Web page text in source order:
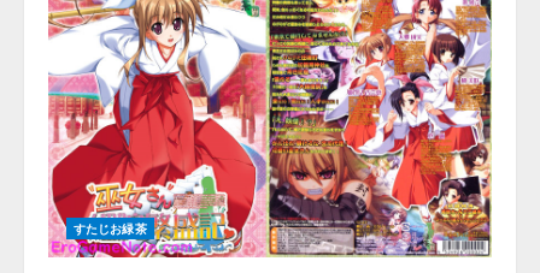
すたじお緑茶